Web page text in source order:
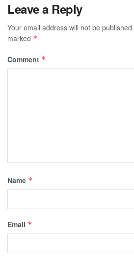
Leave a Reply
Your email address will not be published.
marked *
Comment *
Name *
Email *